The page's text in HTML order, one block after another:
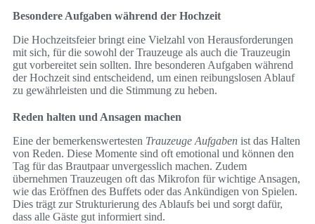
Besondere Aufgaben während der Hochzeit
Die Hochzeitsfeier bringt eine Vielzahl von Herausforderungen
mit sich, für die sowohl der Trauzeuge als auch die Trauzeugin
gut vorbereitet sein sollten. Ihre besonderen Aufgaben während
der Hochzeit sind entscheidend, um einen reibungslosen Ablauf
zu gewährleisten und die Stimmung zu heben.
Reden halten und Ansagen machen
Eine der bemerkenswertesten Trauzeuge Aufgaben ist das Halten
von Reden. Diese Momente sind oft emotional und können den
Tag für das Brautpaar unvergesslich machen. Zudem
übernehmen Trauzeugen oft das Mikrofon für wichtige Ansagen,
wie das Eröffnen des Buffets oder das Ankündigen von Spielen.
Dies trägt zur Strukturierung des Ablaufs bei und sorgt dafür,
dass alle Gäste gut informiert sind.